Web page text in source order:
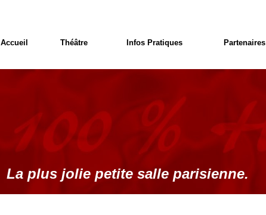
La plus jolie petite salle parisienne.
Accueil Théâtre Infos Pratiques Partenaires